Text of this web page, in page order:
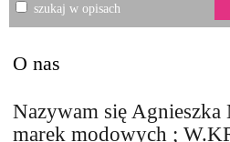
szukaj w opisach
O nas
Nazywam się
marek modowych ;